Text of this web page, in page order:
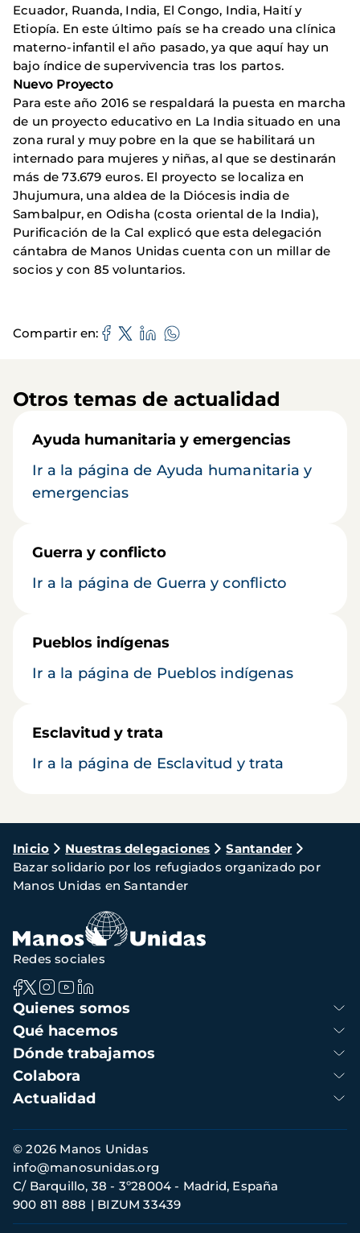
Ecuador, Ruanda, India, El Congo, India, Haití y
Etiopía. En este último país se ha creado una clínica
materno-infantil el año pasado, ya que aquí hay un
bajo índice de supervivencia tras los partos.
Nuevo Proyecto
Para este año 2016 se respaldará la puesta en marcha
de un proyecto educativo en La India situado en una
zona rural y muy pobre en la que se habilitará un
internado para mujeres y niñas, al que se destinarán
más de 73.679 euros. El proyecto se localiza en
Jhujumura, una aldea de la Diócesis india de
Sambalpur, en Odisha (costa oriental de la India),
Purificación de la Cal explicó que esta delegación
cántabra de Manos Unidas cuenta con un millar de
socios y con 85 voluntarios.
Compartir en
Otros temas de actualidad
Ayuda humanitaria y emergencias
Ir a la página de Ayuda humanitaria y
emergencias
Guerra y conflicto
Ir a la página de Guerra y conflicto
Pueblos indígenas
Ir a la página de Pueblos indígenas
Esclavitud y trata
Ir a la página de Esclavitud y trata
Ruta
de
navegación
Inicio Nuestras delegaciones
Santander
Bazar solidario por los refugiados organizado por
Manos Unidas en Santander
Navegación
principal
Quienes somos
Qué hacemos
Dónde trabajamos
Colabora
Actualidad
Redes sociales
Información
de
contacto
© 2026 Manos Unidas
C/ Barquillo, 38 - 3º28004 - Madrid, España
900 811 888
BIZUM 33439
info@manosunidas.org